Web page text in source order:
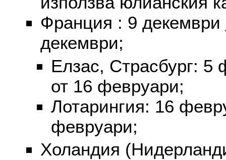
Франция : 9 декември
декември;
Елзас, Страсбург:
от 16 февруари;
Лотарингия: 16
февруари;
Холандия